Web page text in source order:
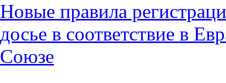
Новые правила
досье в соответствие в
Союзе